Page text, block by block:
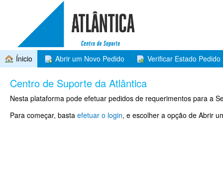
Ínicio Abrir um Novo Pedido Verificar Estado Pedido
Centro de Suporte da Atlântica
Nesta plataforma pode efetuar pedidos de requerimentos para a
Para começar, basta efetuar o login, e escolher a opção de Abrir